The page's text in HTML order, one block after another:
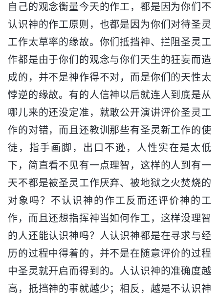
自己的观念衡量今天的作工，都是因为你们不
认识神的作工原则，也都是因为你们对待圣灵
工作太草率的缘故。你们抵挡神、拦阻圣灵工
作都是由于你们的观念与你们天生的狂妄而造
成的，并不是神作得不对，而是你们的天性太
悖逆的缘故。有的人信神以后就连人到底是从
哪儿来的还没定准，就敢公开演讲评价圣灵工
作的对错，而且还教训那些有圣灵新工作的使
徒，指手画脚，出口不逊，人性实在是太低
下，简直看不见有一点理智，这样的人到有一
天不都是被圣灵工作厌弃、被地狱之火焚烧的
对象吗？不认识神的作工反而还评价神的工
作，而且还想指挥神当如何作工，这样没理智
的人还能认识神吗？人认识神都是在寻求与经
历的过程中得着的，并不是在随意评价的过程
中圣灵就开启而得到的。人认识神的准确度越
高，抵挡神的事就越少；相反，越是不认识神